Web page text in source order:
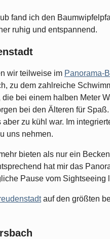
fand ich den
ruhig und entspannend.
wir teilweise im Panorama-
zu dem zahlreiche
bei einem halben Meter
bei den Älteren für
zu kühl war. Im
uns nehmen.
bieten als nur ein
hat mir das
Pause vom Sightseeing
auf den größten